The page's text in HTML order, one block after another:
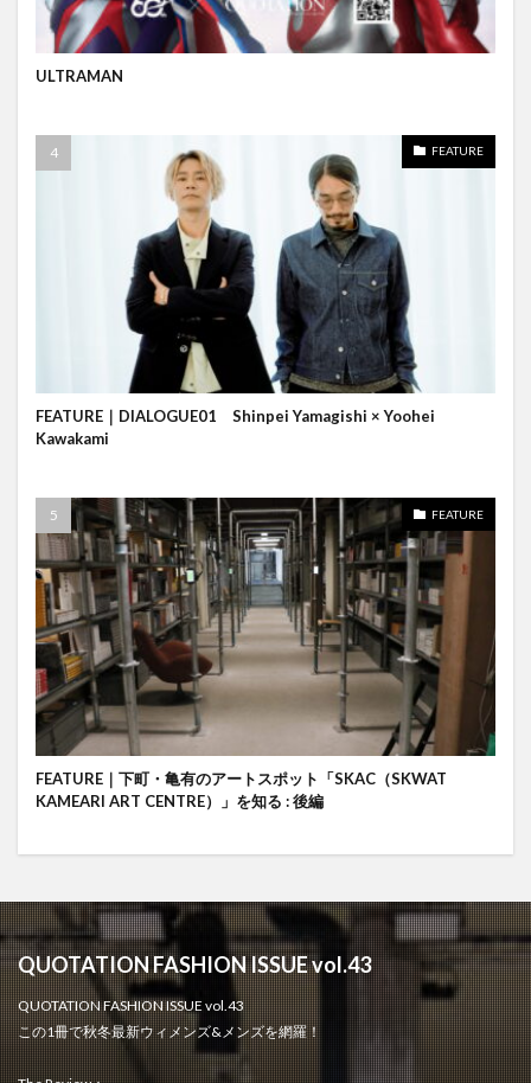
ULTRAMAN
FEATURE
FEATURE｜DIALOGUE01 Shinpei Yamagishi × Yoohei
Kawakami
FEATURE
FEATURE｜下町・亀有のアートスポット「SKAC（SKWAT
KAMEARI ART CENTRE）」を知る : 後編
QUOTATION FASHION ISSUE vol.43
QUOTATION FASHION ISSUE vol.43
この1冊で秋冬最新ウィメンズ&メンズを網羅！